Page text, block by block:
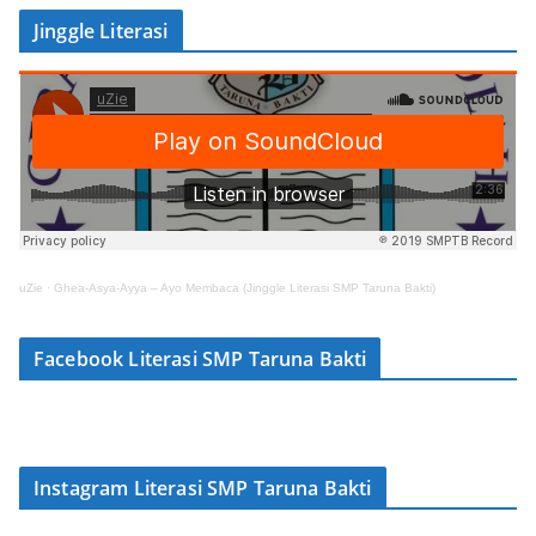
Jinggle Literasi
uZie · Ghea-Asya-Ayya – Ayo Membaca (Jinggle Literasi SMP Taruna Bakti)
Facebook Literasi SMP Taruna Bakti
Instagram Literasi SMP Taruna Bakti